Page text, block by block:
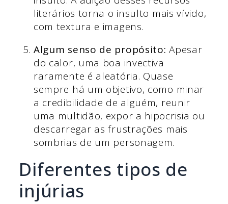
literários torna o insulto mais vívido,
com textura e imagens.
Algum senso de propósito:Apesar
do calor, uma boa invectiva
raramente é aleatória. Quase
sempre há um objetivo, como minar
a credibilidade de alguém, reunir
uma multidão, expor a hipocrisia ou
descarregar as frustrações mais
sombrias de um personagem.
Diferentes tipos de
injúrias